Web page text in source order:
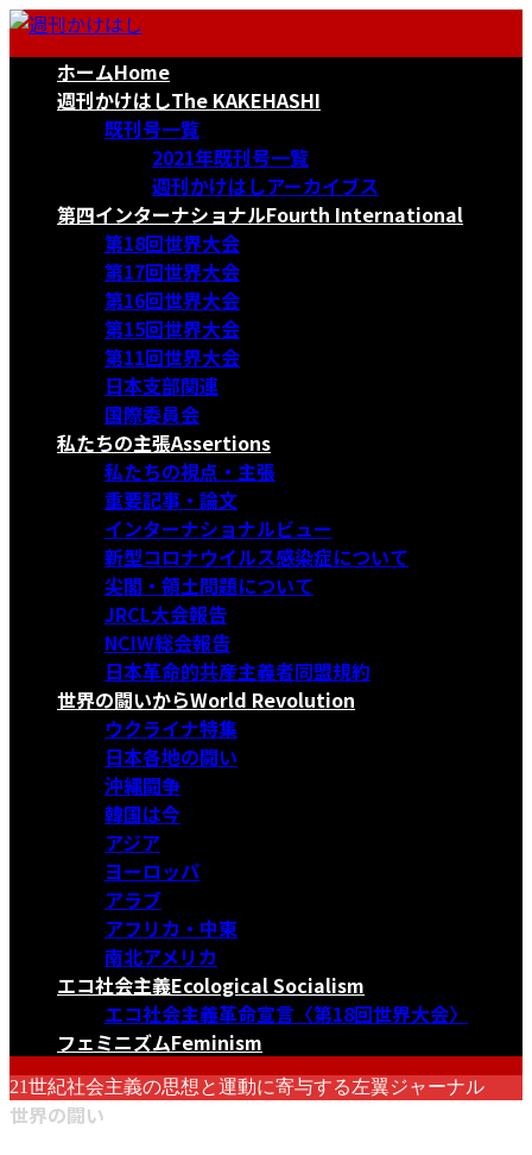
コ
ナ
ホームHome
週刊かけはしThe KAKEHASHI
既刊号一覧
2021年既刊号一覧
週刊かけはしアーカイブス
第四インターナショナルFourth International
第18回世界大会
第17回世界大会
第16回世界大会
第15回世界大会
第11回世界大会
日本支部関連
国際委員会
私たちの主張Assertions
私たちの視点・主張
重要記事・論文
インターナショナルビュー
新型コロナウイルス感染症について
尖閣・領土問題について
JRCL大会報告
NCIW総会報告
日本革命的共産主義者同盟規約
世界の闘いからWorld Revolution
ウクライナ特集
日本各地の闘い
沖縄闘争
韓国は今
アジア
ヨーロッパ
アラブ
アフリカ・中東
南北アメリカ
エコ社会主義Ecological Socialism
エコ社会主義革命宣言〈第18回世界大会〉
フェミニズムFeminism
21世紀社会主義の思想と運動に寄与する左翼ジャーナル
世界の闘い